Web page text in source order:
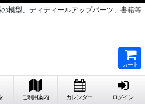
模型、ディティールアップパーツ、書籍等
カート
ご利用案内 カレンダー ログイン